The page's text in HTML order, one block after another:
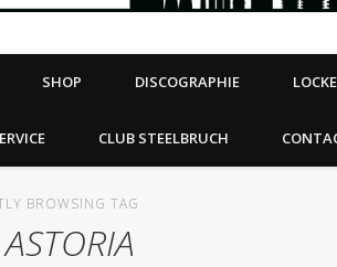
SHOP DISCOGRAPHIE
CLUB STEELBRUCH
BROWSING TAG